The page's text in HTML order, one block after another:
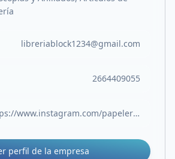
libreriablock1234@gmail.com
2664409055
https://www.instagram.com/papeleriablock.sl?igsh=MW05Z3RocjUwOTlvOA%3D%3D
perfil de la empresa